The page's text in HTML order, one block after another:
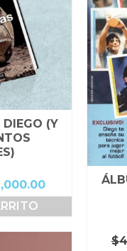
(Y
El
precio
$32,000.00.$